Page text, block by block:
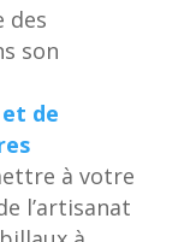
des
son
de
à votre
l’artisanat